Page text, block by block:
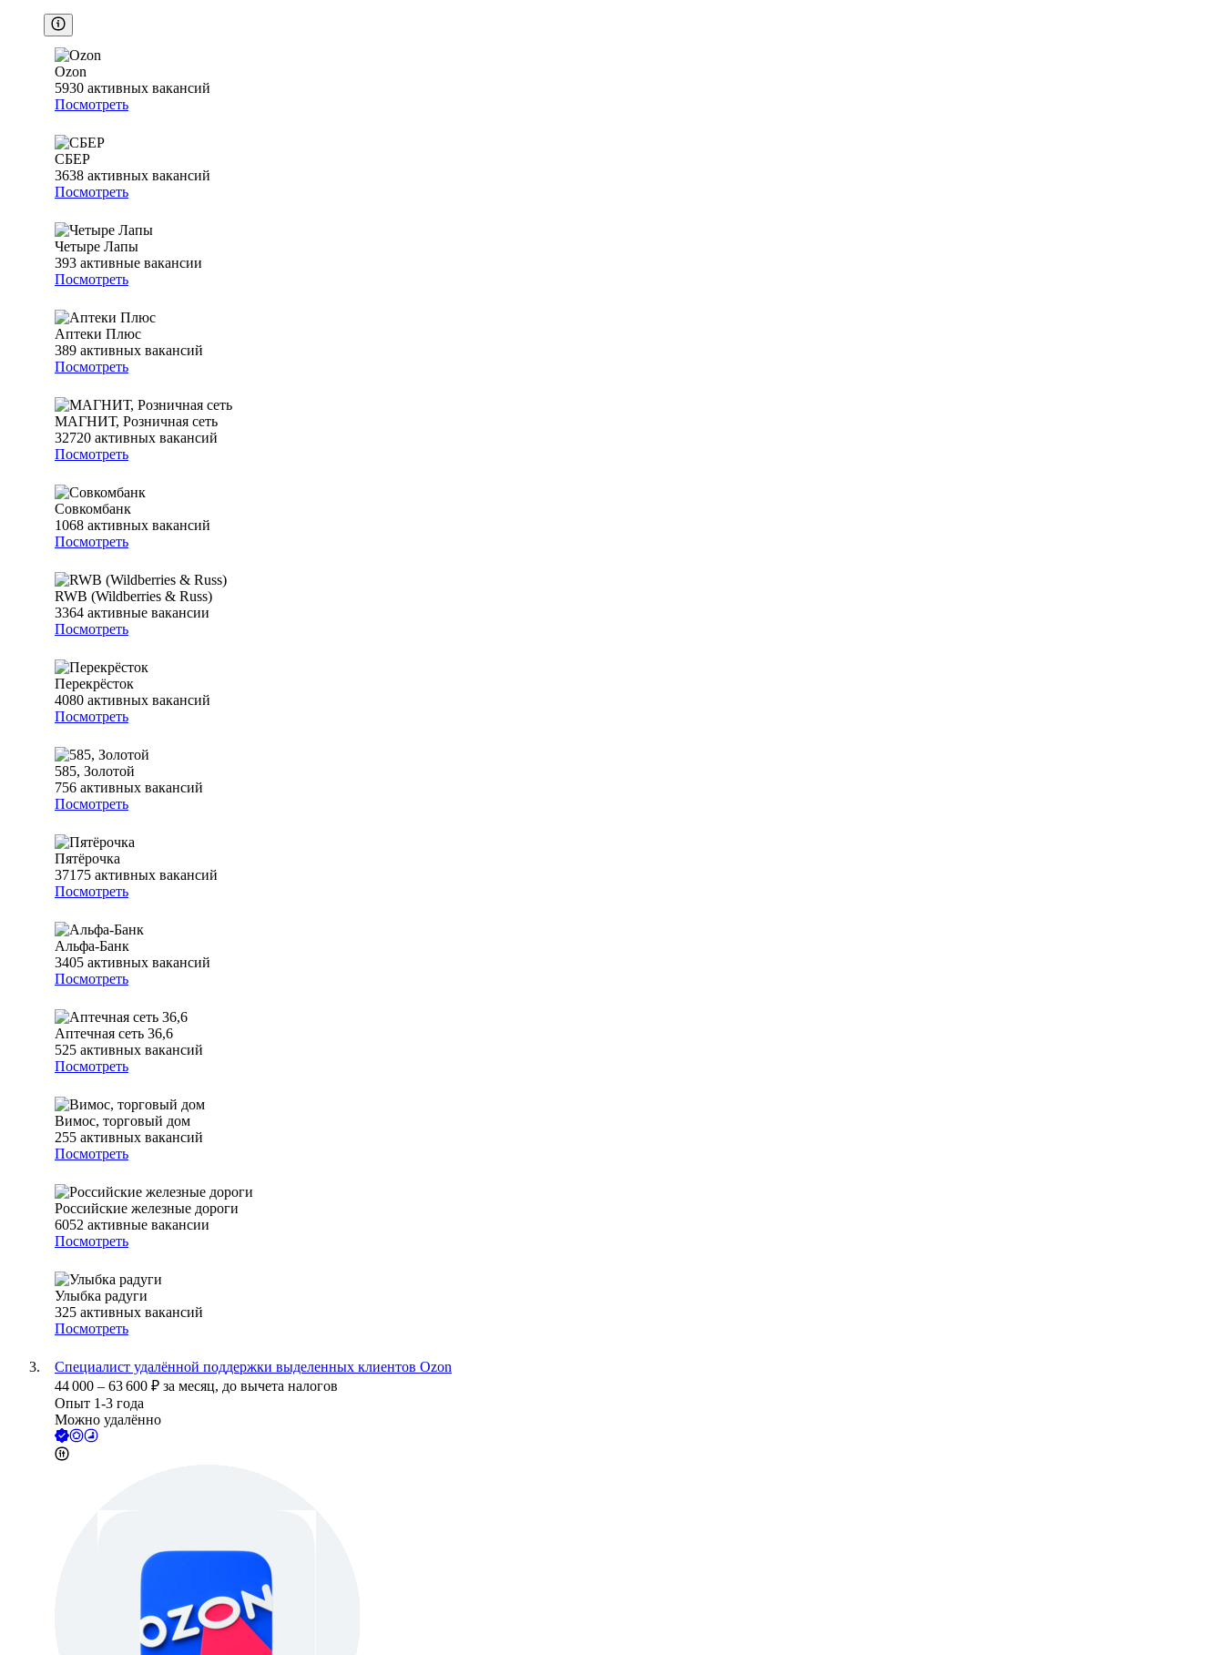
Ozon
5930 активных вакансий
Посмотреть
СБЕР
3638 активных вакансий
Посмотреть
Четыре Лапы
393 активные вакансии
Посмотреть
Аптеки Плюс
389 активных вакансий
Посмотреть
МАГНИТ, Розничная сеть
32720 активных вакансий
Посмотреть
Совкомбанк
1068 активных вакансий
Посмотреть
RWB (Wildberries & Russ)
3364 активные вакансии
Посмотреть
Перекрёсток
4080 активных вакансий
Посмотреть
585, Золотой
756 активных вакансий
Посмотреть
Пятёрочка
37175 активных вакансий
Посмотреть
Альфа-Банк
3405 активных вакансий
Посмотреть
Аптечная сеть 36,6
525 активных вакансий
Посмотреть
Вимос, торговый дом
255 активных вакансий
Посмотреть
Российские железные дороги
6052 активные вакансии
Посмотреть
Улыбка радуги
325 активных вакансий
Посмотреть
Специалист удалённой поддержки выделенных клиентов Ozon
44 000 – 63 600 ₽ за месяц, до вычета налогов
Опыт 1-3 года
Можно удалённо